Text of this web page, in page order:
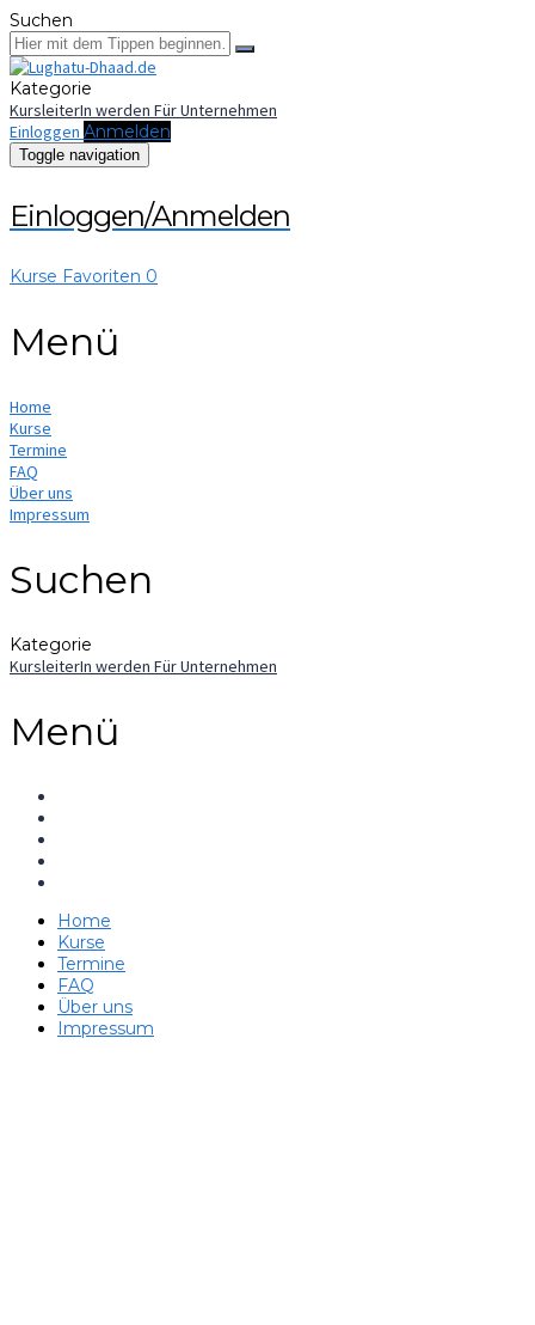
Suchen
Kategorie
KursleiterIn werden Für Unternehmen
Einloggen Anmelden
Toggle navigation
Einloggen/Anmelden
Kurse Favoriten 0
Menü
Home
Kurse
Termine
FAQ
Über uns
Impressum
Suchen
Kategorie
KursleiterIn werden Für Unternehmen
Menü
Home
Kurse
Termine
FAQ
Über uns
Impressum